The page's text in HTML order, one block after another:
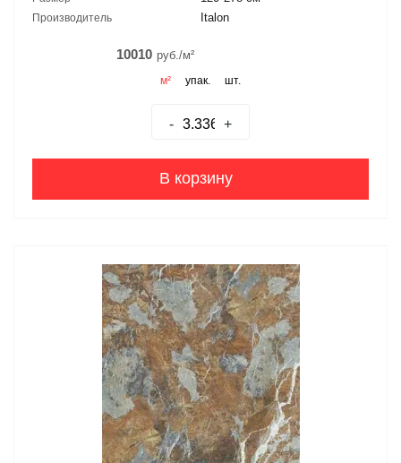
Производитель Italon
10010 руб./м²
м² упак. шт.
- +
В корзину